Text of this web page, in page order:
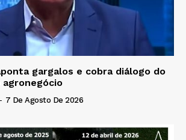
gargalos e cobra diálogo do
agronegócio
- 7 De Agosto De 2026